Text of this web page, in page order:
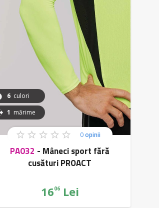
0opinii
1 mărime
6 culori
PA032 - Mâneci sport fără
cusături PROACT
1606Lei